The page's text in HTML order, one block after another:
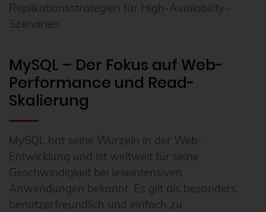
Replikationsstrategien für High-Availability-
Szenarien.
MySQL – Der Fokus auf Web-
Performance und Read-
Skalierung
MySQL hat seine Wurzeln in der Web-
Entwicklung und ist weltweit für seine
Geschwindigkeit bei leseintensiven
Anwendungen bekannt. Es gilt als besonders
benutzerfreundlich und einfach zu